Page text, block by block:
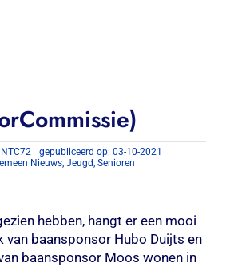
gepubliceerd op: 03-10-2021
Nieuws, Jeugd, Senioren
hebben, hangt er een mooi
van baansponsor Hubo Duijts en
baansponsor Moos wonen in